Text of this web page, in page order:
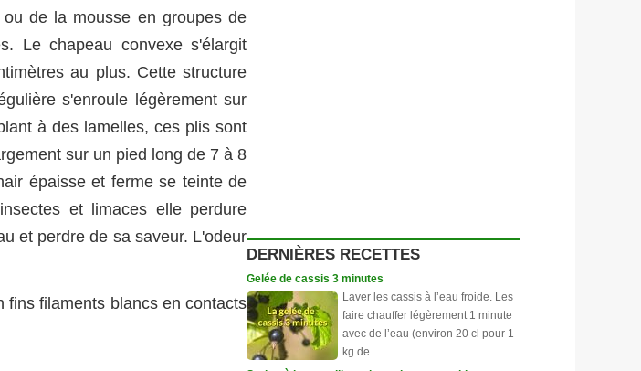
de la mousse en groupes de
Le chapeau convexe s'élargit
au plus. Cette structure
s'enroule légèrement sur
à des lamelles, ces plis sont
sur un pied long de 7 à 8
épaisse et ferme se teinte de
et limaces elle perdure
et perdre de sa saveur. L'odeur
fins filaments blancs en contacts
DERNIÈRES RECETTES
Gelée de cassis 3 minutes
Laver les cassis à l’eau froide. Les
faire chauffer légèrement 1 minute
avec de l’eau (environ 20 cl pour 1
kg de...